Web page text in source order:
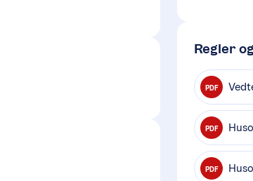
Regler
PDF
PDF
PDF